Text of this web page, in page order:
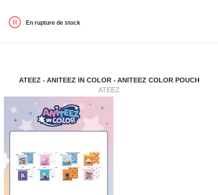
En rupture de stock
ATEEZ - ANITEEZ IN COLOR - ANITEEZ COLOR POUCH
ATEEZ